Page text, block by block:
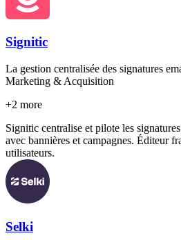
Signitic
La gestion centralisée des signatures
Marketing & Acquisition
+2 more
Signitic centralise et pilote les
avec bannières et campagnes. Éditeur
utilisateurs.
Selki